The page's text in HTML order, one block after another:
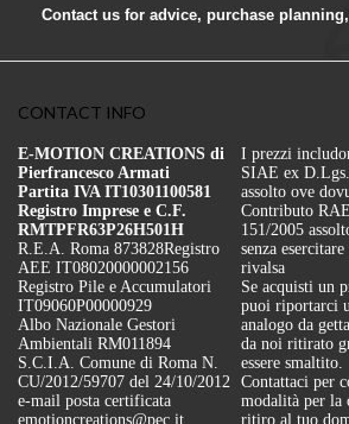
Contact us for advice, purchase
CONTACT INFO
E-MOTION CREATIONS di
Pierfrancesco Armati
Partita IVA IT10301100581
Registro Imprese e C.F.
RMTPFR63P26H501H
R.E.A. Roma 873828Registro
AEE IT08020000002156
Registro Pile e Accumulatori
IT09060P00000929
Albo Nazionale Gestori
Ambientali RM011894
S.C.I.A. Comune di Roma N.
CU/2012/59707 del 24/10/2012
e-mail posta certificata
emotioncreations@pec.it
I prezzi
SIAE ex
assolto ove
Contributo
151/2005
senza
rivalsa
Se acquisti un
puoi riportarci
analogo da
da noi ritirato
essere smaltito.
Contattaci per
modalità per la
ritiro al tuo